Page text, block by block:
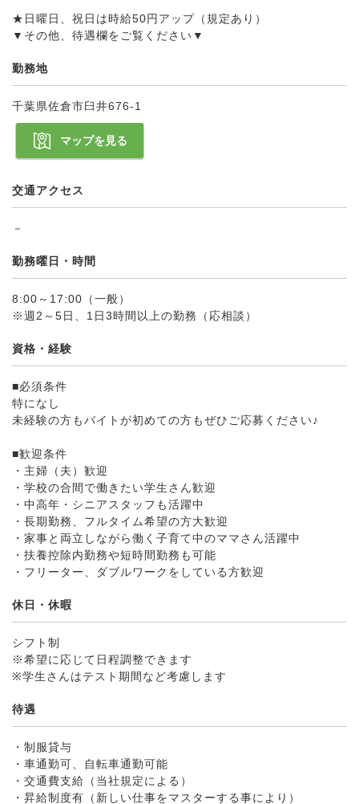
★日曜日、祝日は時給50円アップ（規定あり）
▼その他、待遇欄をご覧ください▼
勤務地
千葉県佐倉市臼井676-1
マップを見る
交通アクセス
－
勤務曜日・時間
8:00～17:00（一般）
※週2～5日、1日3時間以上の勤務（応相談）
資格・経験
■必須条件
特になし
未経験の方もバイトが初めての方もぜひご応募ください♪
■歓迎条件
・主婦（夫）歓迎
・学校の合間で働きたい学生さん歓迎
・中高年・シニアスタッフも活躍中
・長期勤務、フルタイム希望の方大歓迎
・家事と両立しながら働く子育て中のママさん活躍中
・扶養控除内勤務や短時間勤務も可能
・フリーター、ダブルワークをしている方歓迎
休日・休暇
シフト制
※希望に応じて日程調整できます
※学生さんはテスト期間など考慮します
待遇
・制服貸与
・車通勤可、自転車通勤可能
・交通費支給（当社規定による）
・昇給制度有（新しい仕事をマスターする事により）